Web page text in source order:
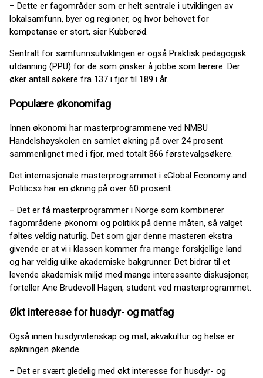
– Dette er fagområder som er helt sentrale i utviklingen av
lokalsamfunn, byer og regioner, og hvor behovet for
kompetanse er stort, sier Kubberød.
Sentralt for samfunnsutviklingen er også Praktisk pedagogisk
utdanning (PPU) for de som ønsker å jobbe som lærere: Der
øker antall søkere fra 137 i fjor til 189 i år.
Populære økonomifag
Innen økonomi har masterprogrammene ved NMBU
Handelshøyskolen en samlet økning på over 24 prosent
sammenlignet med i fjor, med totalt 866 førstevalgsøkere.
Det internasjonale masterprogrammet i «Global Economy and
Politics» har en økning på over 60 prosent.
– Det er få masterprogrammer i Norge som kombinerer
fagområdene økonomi og politikk på denne måten, så valget
føltes veldig naturlig. Det som gjør denne masteren ekstra
givende er at vi i klassen kommer fra mange forskjellige land
og har veldig ulike akademiske bakgrunner. Det bidrar til et
levende akademisk miljø med mange interessante diskusjoner,
forteller Ane Brudevoll Hagen, student ved masterprogrammet.
Økt interesse for husdyr- og matfag
Også innen husdyrvitenskap og mat, akvakultur og helse er
søkningen økende.
– Det er svært gledelig med økt interesse for husdyr- og